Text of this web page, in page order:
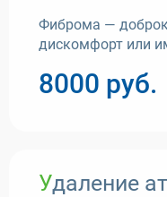
Фиброма —
дискомфорт или
8000 руб.
Удаление